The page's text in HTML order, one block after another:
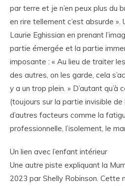
par terre et je n’en peux plus du
en rire tellement c’est absurde ».
Laurie Eghissian en prenant
partie émergée et la partie
imposante : « Au lieu de traiter
des autres, on les garde, cela
y a un trop plein. » D’autant qu’à
(toujours sur la partie invisible de
d’autres facteurs comme la
professionnelle, l’isolement, le
Un lien avec l’enfant intérieur
Une autre piste expliquant la
2023 par Shelly Robinson. Cette